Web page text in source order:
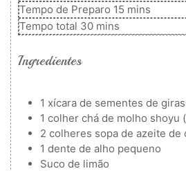
Tempo de Preparo 15 minutos
mins
Tempo total 30minutos
mins
Ingredientes
1 xícara de sementes de
1 colher chá de molho shoyu
2 colheres sopa de azeite de
1 dente de alho pequeno
Suco de limão